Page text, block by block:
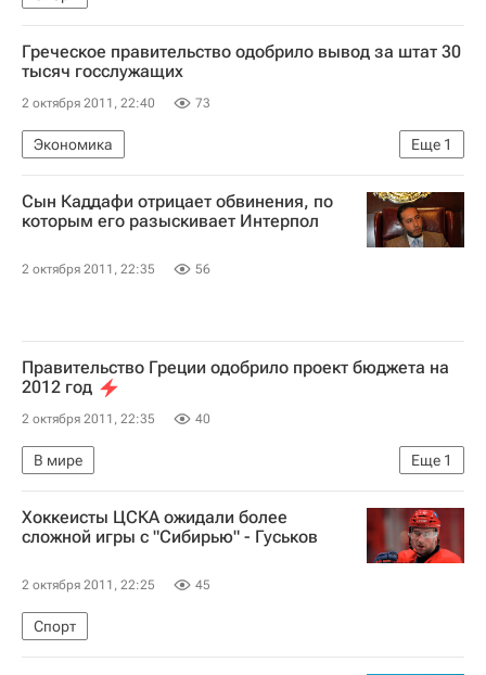
Греческое правительство одобрило вывод за штат 30
тысяч госслужащих
2 октября 2011, 22:40 73
Еще 1
Экономика
Меры, принимаемые Грецией для получения финподдержки ЕС
Сын Каддафи отрицает обвинения, по
которым его разыскивает Интерпол
2 октября 2011, 22:35 56
Правительство Греции одобрило проект бюджета на
2012 год
2 октября 2011, 22:35 40
Еще 1
В мире
Меры, принимаемые Грецией для получения финподдержки ЕС
Хоккеисты ЦСКА ожидали более
сложной игры с "Сибирью" - Гуськов
2 октября 2011, 22:25 45
Спорт